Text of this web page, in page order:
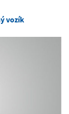
vozík